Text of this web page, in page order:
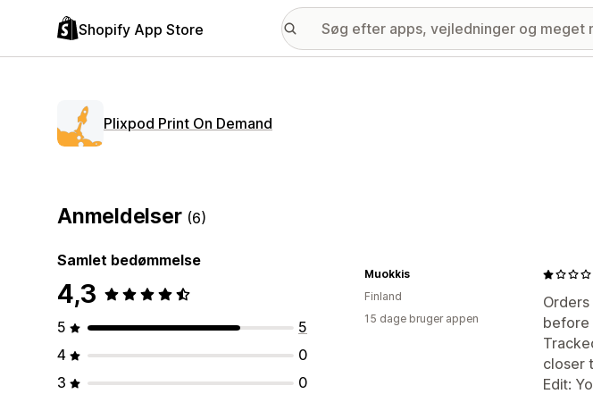
Shopify App Store
Plixpod Print On Demand
Anmeldelser (6)
Samlet bedømmelse
4,3
5
5
4
0
3
0
before
closer
Edit:
Muokkis
Finland
15 dage bruger appen